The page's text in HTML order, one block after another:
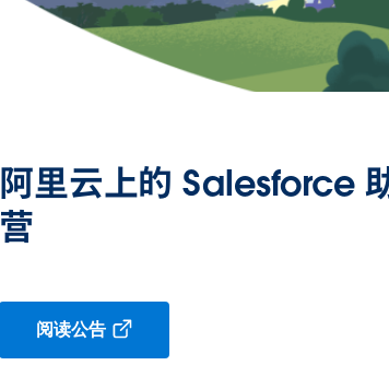
阿里云上的 Salesforce
营
阅读公告